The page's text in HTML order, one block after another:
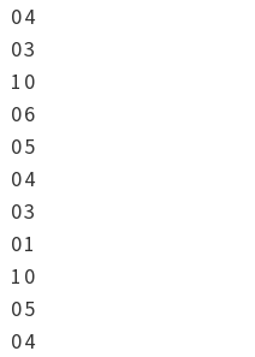
04
03
10
06
05
04
03
01
10
05
04